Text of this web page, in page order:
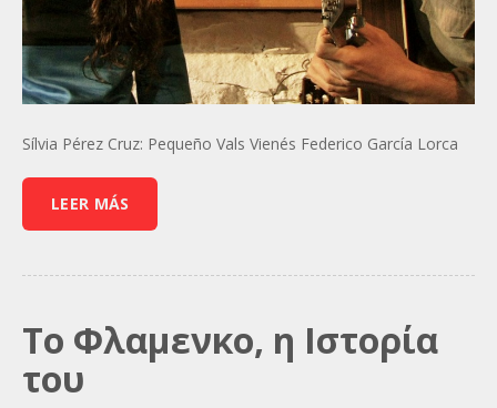
Sílvia Pérez Cruz: Pequeño Vals Vienés Federico García Lorca
LEER MÁS
Το Φλαμενκο, η Ιστορία
του